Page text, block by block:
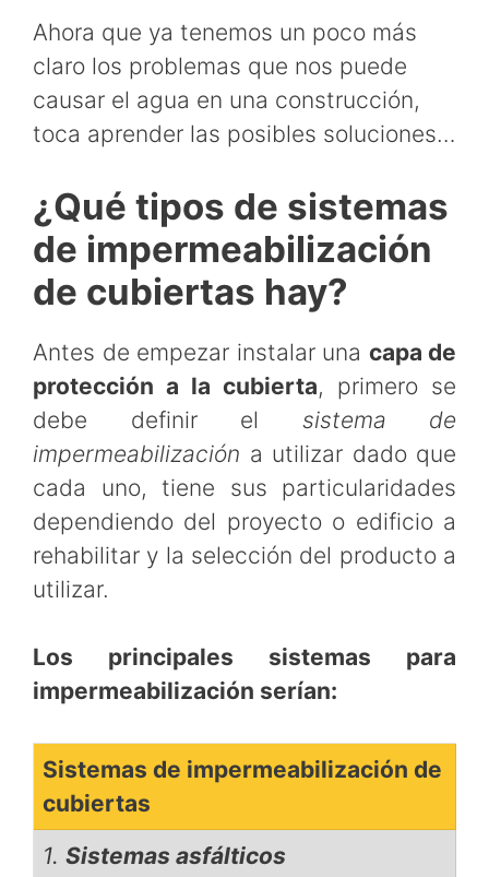
Ahora que ya tenemos un poco más
claro los problemas que nos puede
causar el agua en una construcción,
toca aprender las posibles soluciones…
¿Qué tipos de sistemas
de impermeabilización
de cubiertas hay?
Antes de empezar instalar una capa de
protección a la cubierta, primero se
debe definir el sistema de
impermeabilización a utilizar dado que
cada uno, tiene sus particularidades
dependiendo del proyecto o edificio a
rehabilitar y la selección del producto a
utilizar.
Los principales sistemas para
impermeabilización serían:
Sistemas de impermeabilización de
cubiertas
1. Sistemas asfálticos